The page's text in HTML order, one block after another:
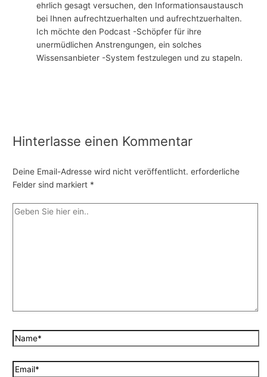
ehrlich gesagt versuchen, den Informationsaustausch
bei Ihnen aufrechtzuerhalten und aufrechtzuerhalten.
Ich möchte den Podcast -Schöpfer für ihre
unermüdlichen Anstrengungen, ein solches
Wissensanbieter -System festzulegen und zu stapeln.
Hinterlasse einen Kommentar
Deine Email-Adresse wird nicht veröffentlicht. erforderliche
Felder sind markiert *